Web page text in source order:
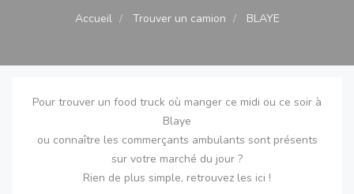
Accueil Trouver un camion BLAYE
Pour trouver un food truck où manger ce midi ou ce soir à
Blaye
ou connaître les commerçants ambulants sont présents
sur votre marché du jour ?
Rien de plus simple, retrouvez les ici !